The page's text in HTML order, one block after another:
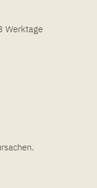
Werktage